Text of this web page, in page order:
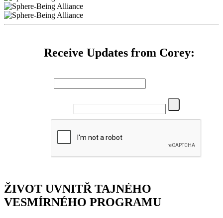
Receive Updates from Corey:
ŽIVOT UVNITŘ TAJNÉHO
VESMÍRNÉHO PROGRAMU